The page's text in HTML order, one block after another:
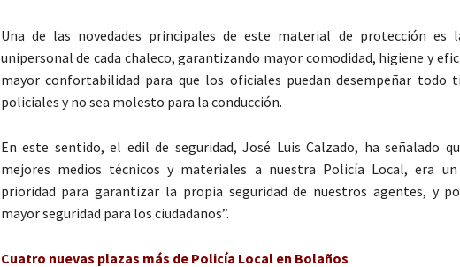
Una de las novedades principales de este material de protección es
unipersonal de cada chaleco, garantizando mayor comodidad, higiene y
mayor confortabilidad para que los oficiales puedan desempeñar todo
policiales y no sea molesto para la conducción.
En este sentido, el edil de seguridad, José Luis Calzado, ha señalado
mejores medios técnicos y materiales a nuestra Policía Local, era
prioridad para garantizar la propia seguridad de nuestros agentes, y
mayor seguridad para los ciudadanos”.
Cuatro nuevas plazas más de Policía Local en Bolaños